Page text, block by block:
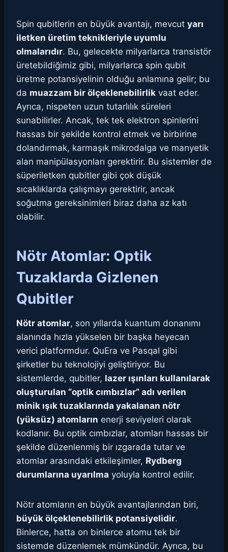
Spin qubitlerin en büyük avantajı, mevcut yarı
iletken üretim teknikleriyle uyumlu
olmalarıdır. Bu, gelecekte milyarlarca transistör
üretebildiğimiz gibi, milyarlarca spin qubit
üretme potansiyelinin olduğu anlamına gelir; bu
da muazzam bir ölçeklenebilirlik vaat eder.
Ayrıca, nispeten uzun tutarlılık süreleri
sunabilirler. Ancak, tek tek elektron spinlerini
hassas bir şekilde kontrol etmek ve birbirine
dolandırmak, karmaşık mikrodalga ve manyetik
alan manipülasyonları gerektirir. Bu sistemler de
süperiletken qubitler gibi çok düşük
sıcaklıklarda çalışmayı gerektirir, ancak
soğutma gereksinimleri biraz daha az katı
olabilir.
Nötr Atomlar: Optik
Tuzaklarda Gizlenen
Qubitler
Nötr atomlar, son yıllarda kuantum donanımı
alanında hızla yükselen bir başka heyecan
verici platformdur. QuEra ve Pasqal gibi
şirketler bu teknolojiyi geliştiriyor. Bu
sistemlerde, qubitler, lazer ışınları kullanılarak
oluşturulan “optik cımbızlar” adı verilen
minik ışık tuzaklarında yakalanan nötr
(yüksüz) atomların enerji seviyeleri olarak
kodlanır. Bu optik cımbızlar, atomları hassas bir
şekilde düzenlenmiş bir ızgarada tutar ve
atomlar arasındaki etkileşimler, Rydberg
durumlarına uyarılma yoluyla kontrol edilir.
Nötr atomların en büyük avantajlarından biri,
büyük ölçeklenebilirlik potansiyelidir.
Binlerce, hatta on binlerce atomu tek bir
sistemde düzenlemek mümkündür. Ayrıca, bu